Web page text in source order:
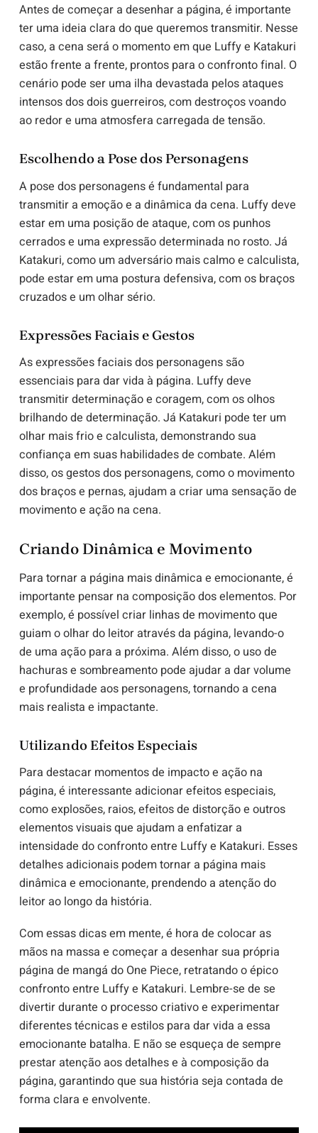
Antes de começar a desenhar a página, é importante
ter uma ideia clara do que queremos transmitir. Nesse
caso, a cena será o momento em que Luffy e Katakuri
estão frente a frente, prontos para o confronto final. O
cenário pode ser uma ilha devastada pelos ataques
intensos dos dois guerreiros, com destroços voando
ao redor e uma atmosfera carregada de tensão.
Escolhendo a Pose dos Personagens
A pose dos personagens é fundamental para
transmitir a emoção e a dinâmica da cena. Luffy deve
estar em uma posição de ataque, com os punhos
cerrados e uma expressão determinada no rosto. Já
Katakuri, como um adversário mais calmo e calculista,
pode estar em uma postura defensiva, com os braços
cruzados e um olhar sério.
Expressões Faciais e Gestos
As expressões faciais dos personagens são
essenciais para dar vida à página. Luffy deve
transmitir determinação e coragem, com os olhos
brilhando de determinação. Já Katakuri pode ter um
olhar mais frio e calculista, demonstrando sua
confiança em suas habilidades de combate. Além
disso, os gestos dos personagens, como o movimento
dos braços e pernas, ajudam a criar uma sensação de
movimento e ação na cena.
Criando Dinâmica e Movimento
Para tornar a página mais dinâmica e emocionante, é
importante pensar na composição dos elementos. Por
exemplo, é possível criar linhas de movimento que
guiam o olhar do leitor através da página, levando-o
de uma ação para a próxima. Além disso, o uso de
hachuras e sombreamento pode ajudar a dar volume
e profundidade aos personagens, tornando a cena
mais realista e impactante.
Utilizando Efeitos Especiais
Para destacar momentos de impacto e ação na
página, é interessante adicionar efeitos especiais,
como explosões, raios, efeitos de distorção e outros
elementos visuais que ajudam a enfatizar a
intensidade do confronto entre Luffy e Katakuri. Esses
detalhes adicionais podem tornar a página mais
dinâmica e emocionante, prendendo a atenção do
leitor ao longo da história.
Com essas dicas em mente, é hora de colocar as
mãos na massa e começar a desenhar sua própria
página de mangá do One Piece, retratando o épico
confronto entre Luffy e Katakuri. Lembre-se de se
divertir durante o processo criativo e experimentar
diferentes técnicas e estilos para dar vida a essa
emocionante batalha. E não se esqueça de sempre
prestar atenção aos detalhes e à composição da
página, garantindo que sua história seja contada de
forma clara e envolvente.